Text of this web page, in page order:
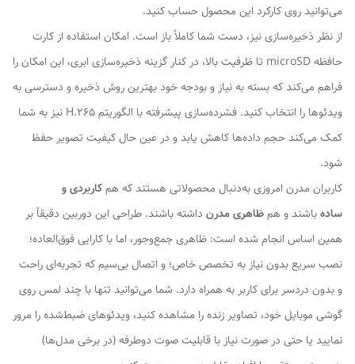
می‌توانید روی کارکرد این محصول حساب کنید.
از نظر ذخیره‌سازی نیز، دست شما کاملاً باز است. امکان استفاده از کارت
حافظه microSD تا ظرفیت بالا، در کنار گزینه ذخیره‌سازی ابری، این امکان را
فراهم می‌کند که بسته به نیاز و بودجه خود بهترین روش ذخیره و دسترسی به
ویدئوها را انتخاب کنید. فشرده‌سازی پیشرفته با الگوریتم H.265 نیز به شما
کمک می‌کند حجم داده‌ها کاهش یابد و در عین حال کیفیت تصویر حفظ
شود.
کاربران مدرن امروزی به‌دنبال محصولاتی هستند که همکاربردی و
سادهباشند و همظاهری مدرن داشته باشند. طراحی این دوربین دقیقاً بر
همین اساس انجام شده است: ظاهری جمع‌وجور، اما با کارایی فوق‌العاده؛
نصب سریع بدون نیاز به تخصص خاص؛ و اتصال بی‌سیم که تجربه‌ای راحت
و بدون دردسر برای کاربر به همراه دارد. شما می‌توانید تنها با چند لمس روی
گوشی موبایل خود، تصاویر زنده را مشاهده کنید، ویدئوهای ضبط‌شده را مرور
نمایید یا حتی در صورت نیاز با قابلیت صوت دوطرفه (در برخی مدل‌ها)